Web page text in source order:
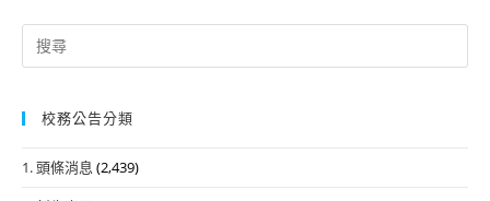
Search
for:
校務公告分類
1. 頭條消息 (2,439)